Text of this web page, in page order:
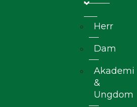
Herr
Dam
Akademi
&
Ungdom